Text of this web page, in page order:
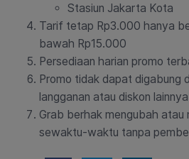
Stasiun Jakarta Kota
Tarif tetap Rp3.000 hanya
bawah Rp15.000
Persediaan harian promo
Promo tidak dapat digabung
langganan atau diskon lainnya
Grab berhak mengubah atau
sewaktu-waktu tanpa